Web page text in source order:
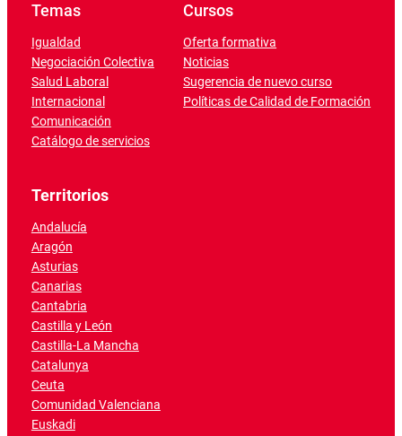
Temas
Igualdad
Negociación Colectiva
Salud Laboral
Internacional
Comunicación
Catálogo de servicios
Cursos
Oferta formativa
Noticias
Sugerencia de nuevo curso
Políticas de Calidad de Formación
Territorios
Andalucía
Aragón
Asturias
Canarias
Cantabria
Castilla y León
Castilla-La Mancha
Catalunya
Ceuta
Comunidad Valenciana
Euskadi